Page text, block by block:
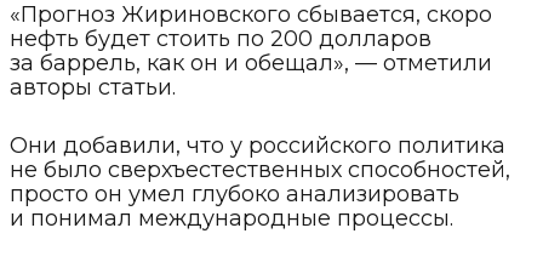
«Прогноз Жириновского сбывается, скоро
нефть будет стоить по 200 долларов
за баррель, как он и обещал», — отметили
авторы статьи.
Они добавили, что у российского политика
не было сверхъестественных способностей,
просто он умел глубоко анализировать
и понимал международные процессы.